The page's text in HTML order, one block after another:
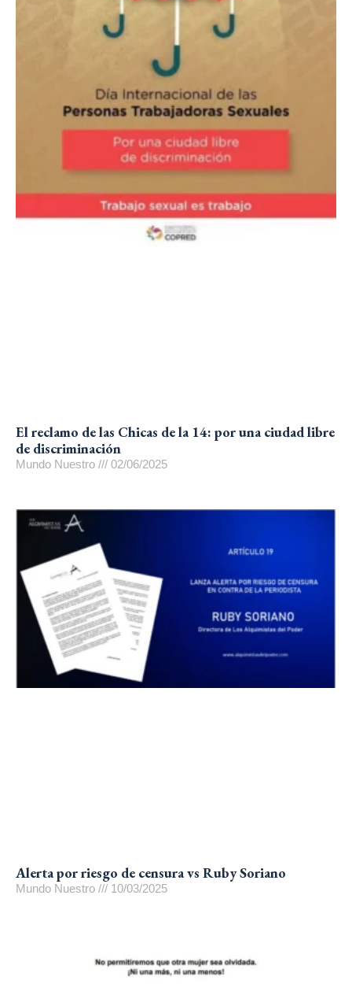
El reclamo de las Chicas de la 14: por una ciudad libre
de discriminación
Mundo Nuestro 02/06/2025
Alerta por riesgo de censura vs Ruby Soriano
Mundo Nuestro 10/03/2025